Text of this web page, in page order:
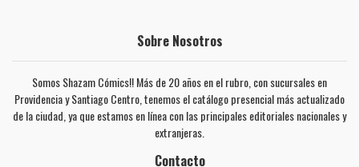
Sobre Nosotros
Somos Shazam Cómics!! Más de 20 años en el rubro, con sucursales en
Providencia y Santiago Centro, tenemos el catálogo presencial más actualizado
de la ciudad, ya que estamos en línea con las principales editoriales nacionales y
extranjeras.
Contacto